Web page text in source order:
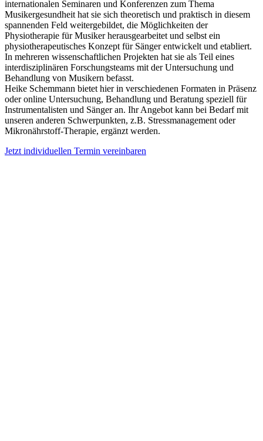
internationalen Seminaren und Konferenzen zum Thema
Musikergesundheit hat sie sich theoretisch und praktisch in diesem
spannenden Feld weitergebildet, die Möglichkeiten der
Physiotherapie für Musiker herausgearbeitet und selbst ein
physiotherapeutisches Konzept für Sänger entwickelt und etabliert.
In mehreren wissenschaftlichen Projekten hat sie als Teil eines
interdisziplinären Forschungsteams mit der Untersuchung und
Behandlung von Musikern befasst.
Heike Schemmann bietet hier in verschiedenen Formaten in Präsenz
oder online Untersuchung, Behandlung und Beratung speziell für
Instrumentalisten und Sänger an. Ihr Angebot kann bei Bedarf mit
unseren anderen Schwerpunkten, z.B. Stressmanagement oder
Mikronährstoff-Therapie, ergänzt werden.
Jetzt individuellen Termin vereinbaren